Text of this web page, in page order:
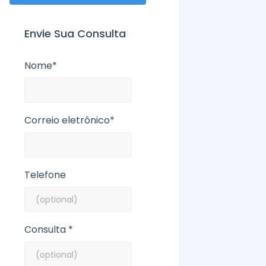
Envie Sua Consulta
Nome*
Correio eletrônico*
Telefone
Consulta *